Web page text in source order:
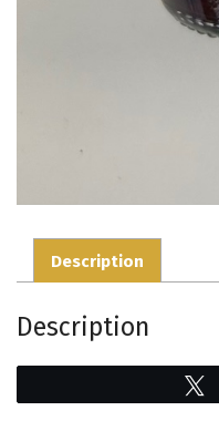
Description
Description